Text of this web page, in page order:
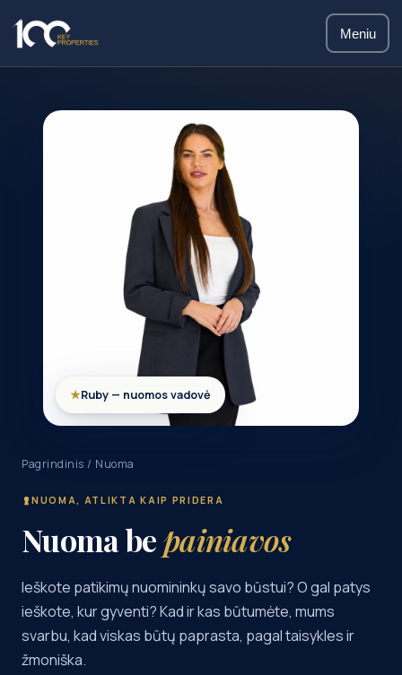
Meniu
Pagrindinis / Nuoma
NUOMA, ATLIKTA KAIP PRIDERA
Nuoma bepainiavos
Ieškote patikimų nuomininkų savo būstui? O gal patys
ieškote, kur gyventi? Kad ir kas būtumėte, mums
svarbu, kad viskas būtų paprasta, pagal taisykles ir
žmoniška.
★Ruby — nuomos vadovė